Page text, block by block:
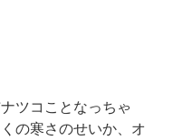
ツコことなっちゃ
の寒さのせいか、オ